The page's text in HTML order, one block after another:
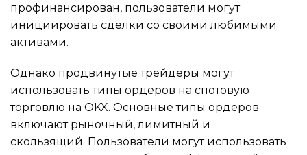
профинансирован, пользователи могут
инициировать сделки со своими любимыми
активами.
Однако продвинутые трейдеры могут
использовать типы ордеров на спотовую
торговлю на OKX. Основные типы ордеров
включают рыночный, лимитный и
скользящий. Пользователи могут использовать